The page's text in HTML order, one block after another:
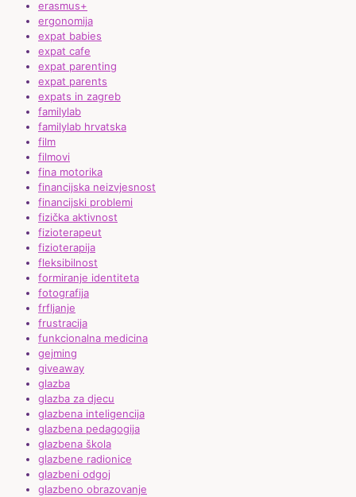
erasmus+
ergonomija
expat babies
expat cafe
expat parenting
expat parents
expats in zagreb
familylab
familylab hrvatska
film
filmovi
fina motorika
financijska neizvjesnost
financijski problemi
fizička aktivnost
fizioterapeut
fizioterapija
fleksibilnost
formiranje identiteta
fotografija
frfljanje
frustracija
funkcionalna medicina
gejming
giveaway
glazba
glazba za djecu
glazbena inteligencija
glazbena pedagogija
glazbena škola
glazbene radionice
glazbeni odgoj
glazbeno obrazovanje